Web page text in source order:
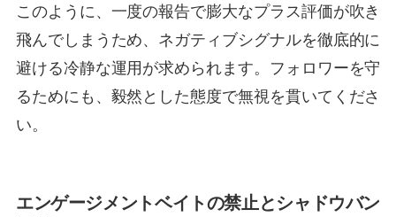
このように、一度の報告で膨大なプラス評価が吹き
飛んでしまうため、ネガティブシグナルを徹底的に
避ける冷静な運用が求められます。フォロワーを守
るためにも、毅然とした態度で無視を貫いてくださ
い。
エンゲージメントベイトの禁止とシャドウバン